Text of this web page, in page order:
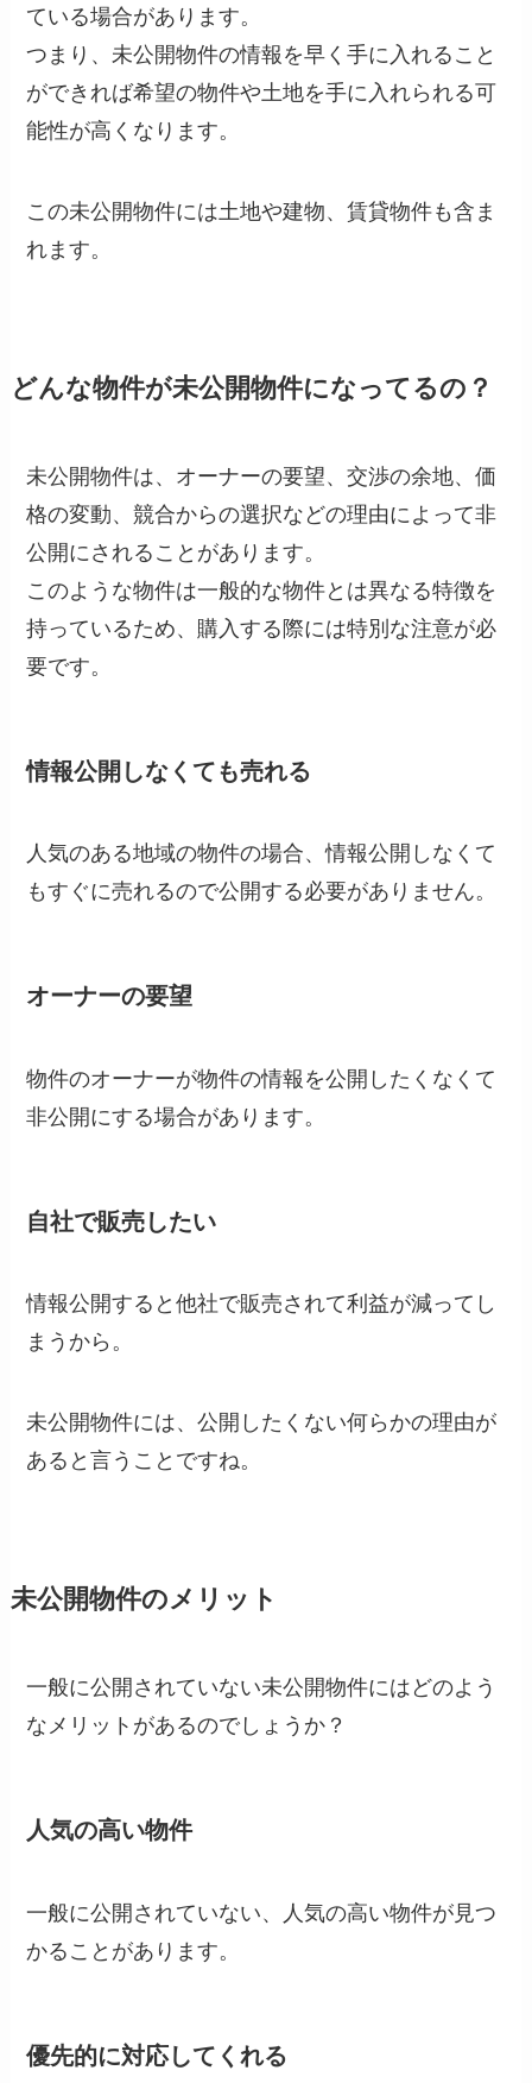
ている場合があります。
つまり、未公開物件の情報を早く手に入れること
ができれば希望の物件や土地を手に入れられる可
能性が高くなります。
この未公開物件には土地や建物、賃貸物件も含ま
れます。
どんな物件が未公開物件になってるの？
未公開物件は、オーナーの要望、交渉の余地、価
格の変動、競合からの選択などの理由によって非
公開にされることがあります。
このような物件は一般的な物件とは異なる特徴を
持っているため、購入する際には特別な注意が必
要です。
情報公開しなくても売れる
人気のある地域の物件の場合、情報公開しなくて
もすぐに売れるので公開する必要がありません。
オーナーの要望
物件のオーナーが物件の情報を公開したくなくて
非公開にする場合があります。
自社で販売したい
情報公開すると他社で販売されて利益が減ってし
まうから。
未公開物件には、公開したくない何らかの理由が
あると言うことですね。
未公開物件のメリット
一般に公開されていない未公開物件にはどのよう
なメリットがあるのでしょうか？
人気の高い物件
一般に公開されていない、人気の高い物件が見つ
かることがあります。
優先的に対応してくれる